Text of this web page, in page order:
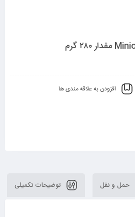
شامپو بچه اکتیو مدل Minion مقدار ۲۸۰ گرم
افزودن به علاقه مندی ها
حمل و نقل توضیحات تکمیلی